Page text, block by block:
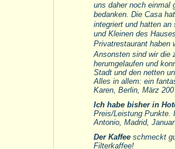
uns daher noch einmal
bedanken. Die Casa
integriert und hatten
und Kleinen des
Privatrestaurant
Ansonsten sind wir die
herumgelaufen und
Stadt und den netten
Alles in allem: ein
Karen, Berlin, März
Ich habe bisher in
Preis/Leistung Punkte.
Antonio, Madrid,
Der Kaffee schmeckt
Filterkaffee!